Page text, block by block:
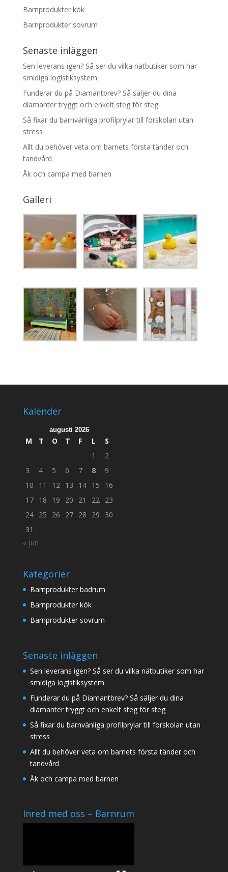
Barnprodukter kök
Barnprodukter sovrum
Senaste inläggen
Sen leverans igen? Så ser du vilka nätbutiker som har
smidiga logistiksystem
Funderar du på Diamantbrev? Så säljer du dina
diamanter tryggt och enkelt steg för steg
Så fixar du barnvänliga profilprylar till förskolan utan
stress
Allt du behöver veta om barnets första tänder och
tandvård
Åk och campa med barnen
Galleri
Kalender
augusti 2026
M T O T F L
S
1
2
3
4 5 6 7 8
9
10
11 12 13 14 15
16
17 18 19 20 21 22 23
24 25 26 27 28 29
30
31
« jun
Kategorier
Barnprodukter badrum
Barnprodukter kök
Barnprodukter sovrum
Senaste inläggen
Sen leverans igen? Så ser du vilka nätbutiker som har
smidiga logistiksystem
Funderar du på Diamantbrev? Så säljer du dina
diamanter tryggt och enkelt steg för steg
Så fixar du barnvänliga profilprylar till förskolan utan
stress
Allt du behöver veta om barnets första tänder och
tandvård
Åk och campa med barnen
Inred med oss – Barnrum